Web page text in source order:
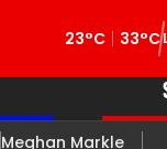
23°C 33°C
Meghan Markle